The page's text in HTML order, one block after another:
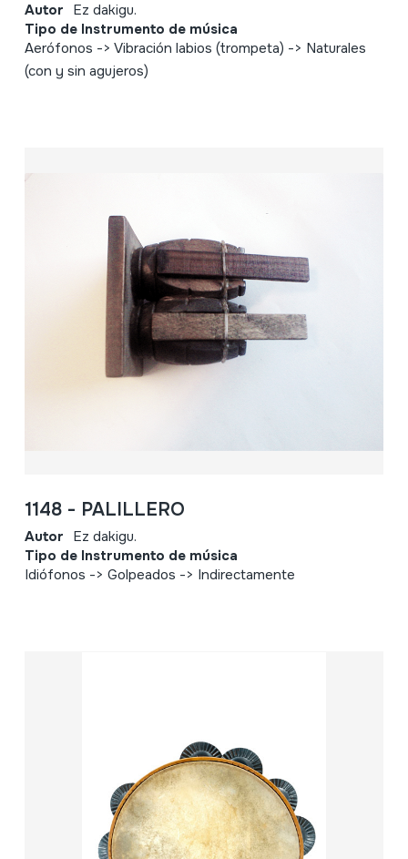
Autor Ez dakigu.
Tipo de Instrumento de música
Aerófonos -> Vibración labios (trompeta) -> Naturales
(con y sin agujeros)
1148 - PALILLERO
Autor Ez dakigu.
Tipo de Instrumento de música
Idiófonos -> Golpeados -> Indirectamente